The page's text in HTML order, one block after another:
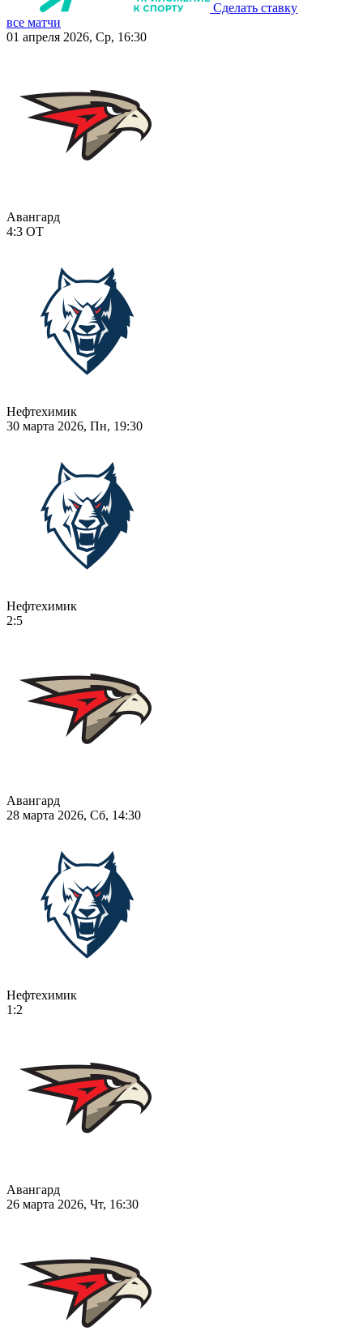
Сделать ставку
все матчи
01 апреля 2026, Ср, 16:30
Авангард
4:3 ОТ
Нефтехимик
30 марта 2026, Пн, 19:30
Нефтехимик
2:5
Авангард
28 марта 2026, Сб, 14:30
Нефтехимик
1:2
Авангард
26 марта 2026, Чт, 16:30